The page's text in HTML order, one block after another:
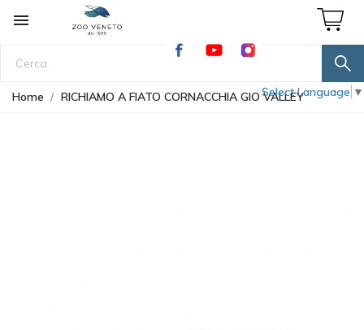
Select Language ▼

Home RICHIAMO A FIATO CORNACCHIA GIO VALLEY